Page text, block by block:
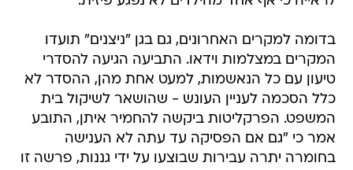
בדומה למקרים האחרונים, גם בגן "ניצנים" תועדו
המקרים במצלמות וידאו. התביעה הגיעה להסדרי
טיעון עם כל הנאשמות, למעט אחת מהן, ההסדר לא
כלל הסכמה לעניין העונש - שהושאר לשיקול בית
המשפט. הפרקליטות ביקשה להחמיר איתן, התובע
אמר כי "גם אם הפסיקה עד עתה לא הענישה
בחומרה יתרה עבירות שבוצעו על ידי גננות, פרשה זו